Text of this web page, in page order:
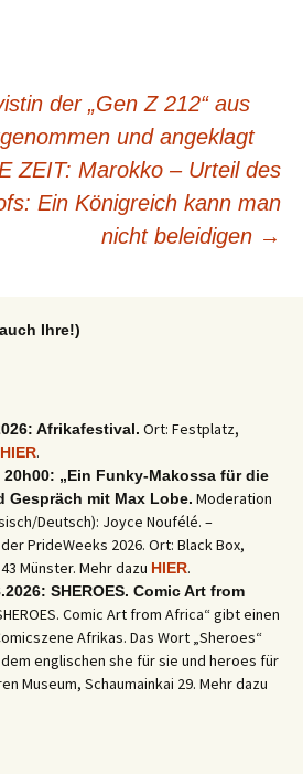
der „Gen Z 212“ aus
und angeklagt
ZEIT: Marokko – Urteil des
Ein Königreich kann man
nicht beleidigen →
Ihre!)
Afrikafestival. Ort: Festplatz,
HIER.
20h00: „Ein Funky-Makossa für die
Gespräch mit Max Lobe. Moderation
Deutsch): Joyce Noufélé. –
PrideWeeks 2026. Ort: Black Box,
Münster. Mehr dazu HIER.
SHEROES. Comic Art from
Comic Art from Africa“ gibt einen
Afrikas. Das Wort „Sheroes“
englischen she für sie und heroes für
Museum, Schaumainkai 29. Mehr dazu